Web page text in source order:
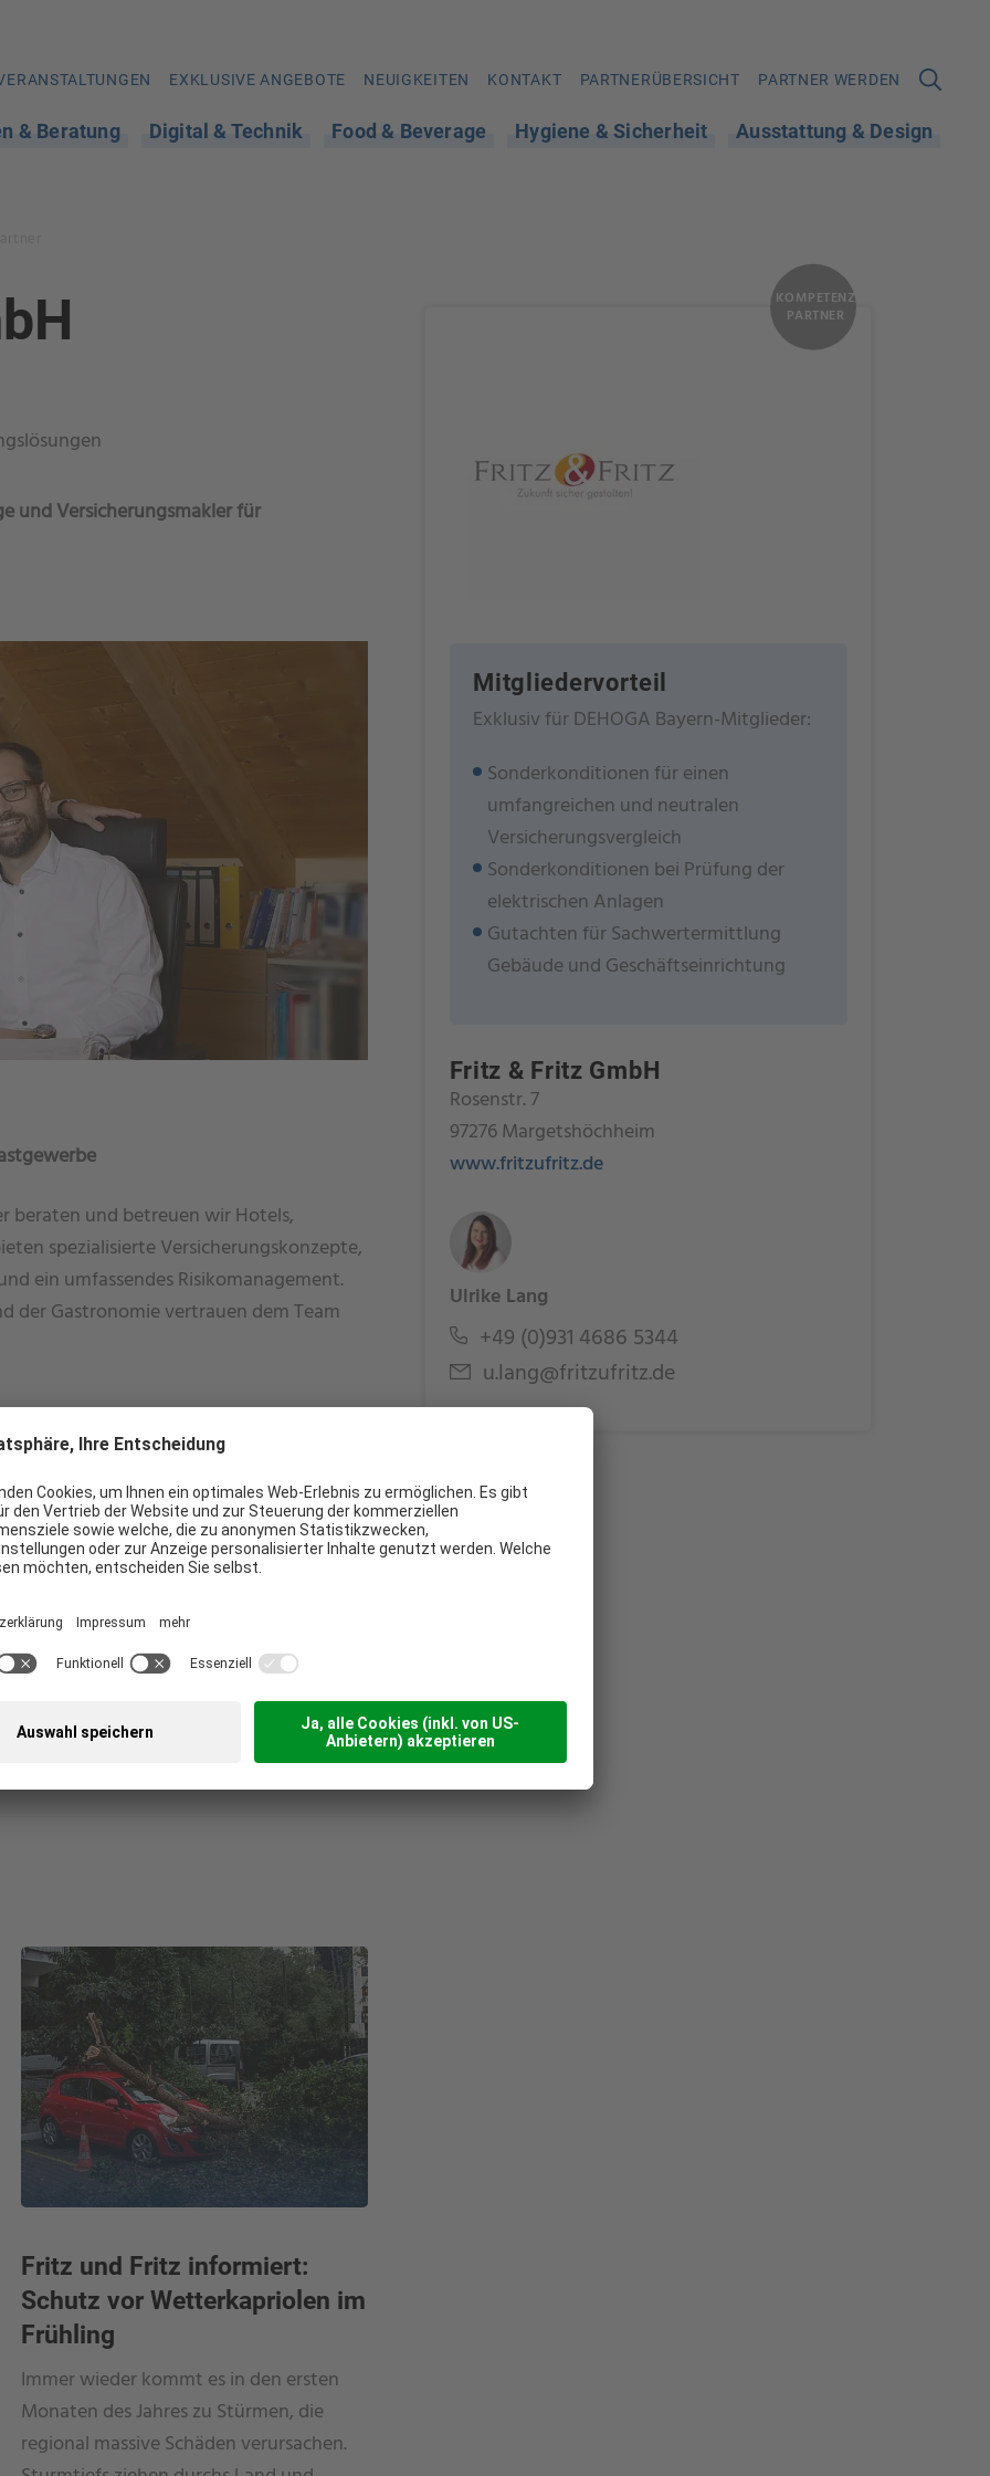
EXKLUSIVE ANGEBOTE NEUIGKEITEN KONTAKT PARTNERÜBERSICHT PARTNER WERDEN
& Beratung Digital & Technik Food & Beverage Hygiene & Sicherheit Ausstattung & Design
KOMPETENZ
PARTNER
Mitgliedervorteil
Exklusiv für DEHOGA Bayern-Mitglieder:
Sonderkonditionen für einen
umfangreichen und neutralen
Versicherungsvergleich
Sonderkonditionen bei Prüfung der
elektrischen Anlagen
Gutachten für Sachwertermittlung
Gebäude und Geschäftseinrichtung
Fritz & Fritz GmbH
Rosenstr. 7
97276 Margetshöchheim
www.fritzufritz.de
Ulrike Lang
+49 (0)931 4686 5344
u.lang@fritzufritz.de
und Versicherungsmakler für
beraten und betreuen wir Hotels,
spezialisierte Versicherungskonzepte,
ein umfassendes Risikomanagement.
der Gastronomie vertrauen dem Team
Ihre
Sachverständige
Neutrale Experten zur
Verhandlung bei
Versicherungen
Fritz und Fritz informiert:
Schutz vor Wetterkapriolen im
Frühling
Immer wieder kommt es in den ersten
Monaten des Jahres zu Stürmen, die
regional massive Schäden verursachen.